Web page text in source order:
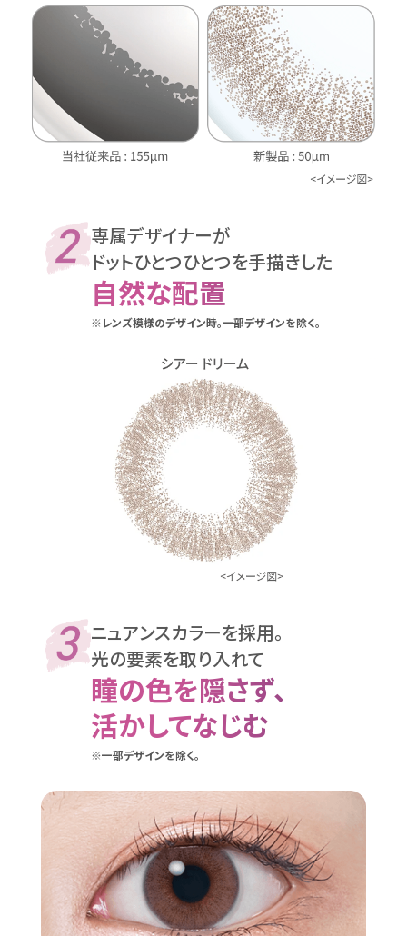
専属デザイナーが
ドットひとつひとつを手描きした
自然な配置
※レンズ模様のデザイン時。一部デザインを除く。
ニュアンスカラーを採用。
光の要素を取り入れて
瞳の色を隠さず、
活かしてなじむ
※一部デザインを除く。